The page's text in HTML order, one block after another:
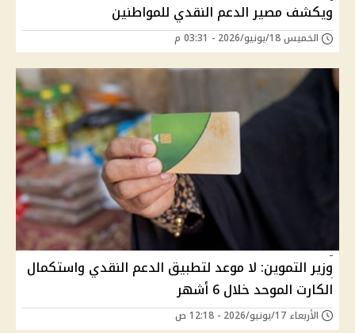
ويكشف مصير الدعم النقدي للمواطنين
الخميس 18/يونيو/2026 - 03:31 م
وزير التموين: لا موعد لتطبيق الدعم النقدي واستكمال
الكارت الموحد خلال 6 أشهر
الأربعاء 17/يونيو/2026 - 12:18 ص